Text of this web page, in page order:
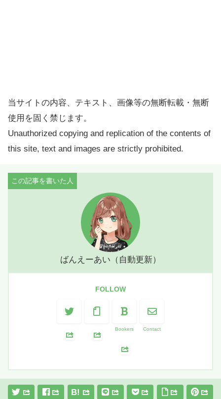
当サイトの内容、テキスト、画像等の無断転載・無断
使用を固く禁じます。
Unauthorized copying and replication of the contents of
this site, text and images are strictly prohibited.
ばんえーあい（自動更新）
FOLLOW
Bookers Contact
B!